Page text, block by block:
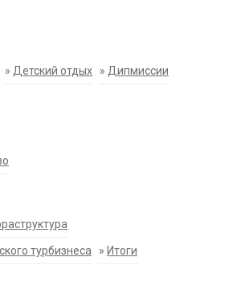
» Детский отдых » Дипмиссии
турбизнеса » Итоги